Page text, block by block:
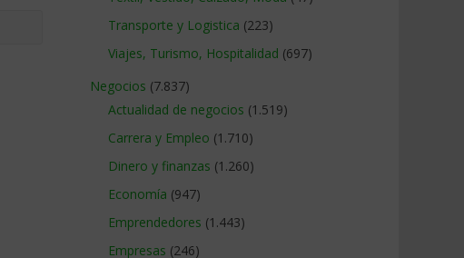
Transporte y Logistica (223)
Viajes, Turismo, Hospitalidad (697)
Negocios (7.837)
Actualidad de negocios (1.519)
Carrera y Empleo (1.710)
Dinero y finanzas (1.260)
Economía (947)
Emprendedores (1.443)
Empresas (246)